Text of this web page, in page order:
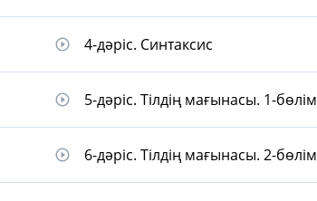
play_circle_outline 4-дәріс. Синтаксис
play_circle_outline 5-дәріс. Тілдің мағынасы. 1-бөлім
play_circle_outline 6-дәріс. Тілдің мағынасы. 2-бөлім